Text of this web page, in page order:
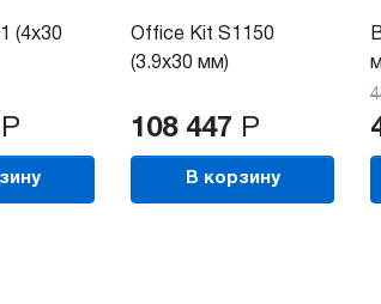
(4х30
Р
Office Kit S1150
(3.9x30 мм)
108 447 Р
В корзину